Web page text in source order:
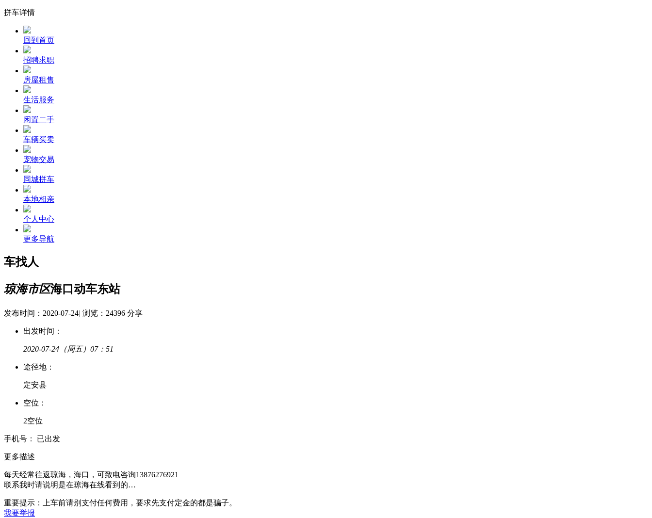
拼车详情
回到首页
招聘求职
房屋租售
生活服务
闲置二手
车辆买卖
宠物交易
同城拼车
本地相亲
个人中心
更多导航
车找人
琼海市区海口动车东站
发布时间：2020-07-24| 浏览：24396 分享
出发时间：
2020-07-24 （周五）07：51
途径地：
定安县
空位：
2空位
手机号： 已出发
更多描述
每天经常往返琼海，海口，可致电咨询13876276921
联系我时请说明是在琼海在线看到的…
重要提示：上车前请别支付任何费用，要求先支付定金的都是骗子。
我要举报